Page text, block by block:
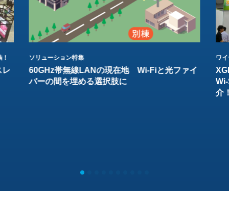
レ
ソリューション特集
60GHz帯無線LANの現在地 Wi-Fiと光ファイ
バーの間を埋める選択肢に
ワ
介